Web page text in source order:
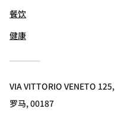
餐饮
健康
VIA VITTORIO VENETO 125,
罗马, 00187